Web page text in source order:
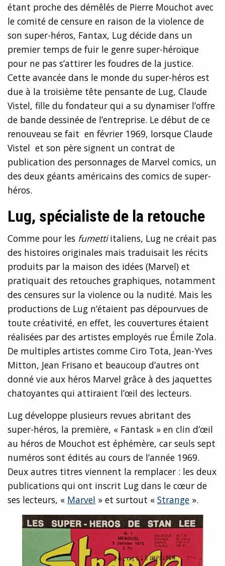
étant proche des démêlés de Pierre Mouchot avec
le comité de censure en raison de la violence de
son super-héros, Fantax, Lug décide dans un
premier temps de fuir le genre super-héroïque
pour ne pas s’attirer les foudres de la justice.
Cette avancée dans le monde du super-héros est
due à la troisième tête pensante de Lug, Claude
Vistel, fille du fondateur qui a su dynamiser l’offre
de bande dessinée de l’entreprise. Le début de ce
renouveau se fait en février 1969, lorsque Claude
Vistel et son père signent un contrat de
publication des personnages de Marvel comics, un
des deux géants américains des comics de super-
héros.
Lug, spécialiste de la retouche
Comme pour les fumettiitaliens, Lug ne créait pas
des histoires originales mais traduisait les récits
produits par la maison des idées (Marvel) et
pratiquait des retouches graphiques, notamment
des censures sur la violence ou la nudité. Mais les
productions de Lug n’étaient pas dépourvues de
toute créativité, en effet, les couvertures étaient
réalisées par des artistes employés rue Émile Zola.
De multiples artistes comme Ciro Tota, Jean-Yves
Mitton, Jean Frisano et beaucoup d’autres ont
donné vie aux héros Marvel grâce à des jaquettes
chatoyantes qui attiraient l’œil des lecteurs.
Lug développe plusieurs revues abritant des
super-héros, la première, « Fantask » en clin d’œil
au héros de Mouchot est éphémère, car seuls sept
numéros sont édités au cours de l’année 1969.
Deux autres titres viennent la remplacer : les deux
publications qui ont inscrit Lug dans le cœur de
ses lecteurs, « Marvel » et surtout « Strange ».